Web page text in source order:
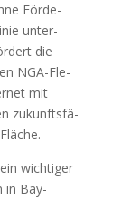
För­de­
unter­
die
NGA-Fle­
mit
zukunfts­fä­
wich­ti­ger
in Bay­